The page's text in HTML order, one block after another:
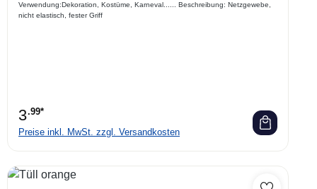
Verwendung:Dekoration, Kostüme, Karneval...... Beschreibung: Netzgewebe,
nicht elastisch, fester Griff
3.99*
Preise inkl. MwSt. zzgl. Versandkosten